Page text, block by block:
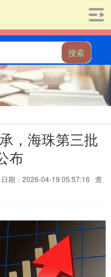
搜索
，海珠第三批
布
日期：2026-04-19 05:57:16 查